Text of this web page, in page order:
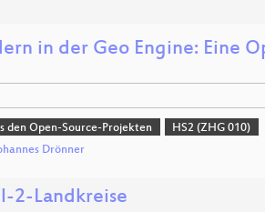
in der Geo Engine: Eine
den Open-Source-Projekten HS2 (ZHG 010)
Drönner
2-Landkreise